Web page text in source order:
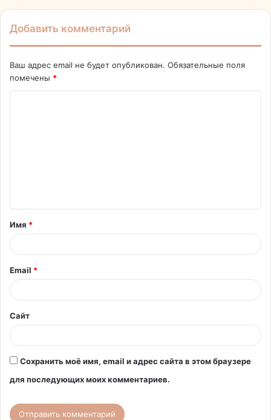
Добавить комментарий
Ваш адрес email не будет опубликован. Обязательные поля
помечены *
т
а
й
*
Имя *
Email *
Сайт
Сохранить моё имя, email и адрес сайта в этом браузере
для последующих моих комментариев.